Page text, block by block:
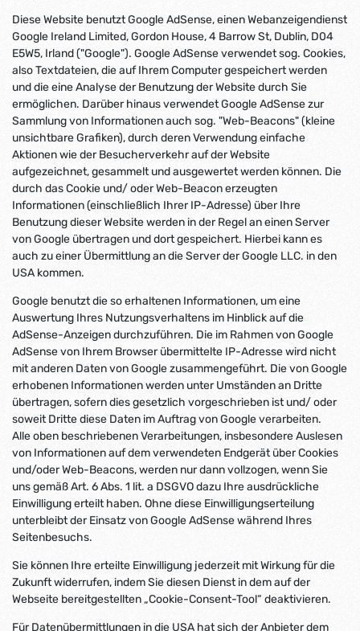
Diese Website benutzt Google AdSense, einen Webanzeigendienst
Google Ireland Limited, Gordon House, 4 Barrow St, Dublin, D04
E5W5, Irland ("Google"). Google AdSense verwendet sog. Cookies,
also Textdateien, die auf Ihrem Computer gespeichert werden
und die eine Analyse der Benutzung der Website durch Sie
ermöglichen. Darüber hinaus verwendet Google AdSense zur
Sammlung von Informationen auch sog. "Web-Beacons" (kleine
unsichtbare Grafiken), durch deren Verwendung einfache
Aktionen wie der Besucherverkehr auf der Website
aufgezeichnet, gesammelt und ausgewertet werden können. Die
durch das Cookie und/ oder Web-Beacon erzeugten
Informationen (einschließlich Ihrer IP-Adresse) über Ihre
Benutzung dieser Website werden in der Regel an einen Server
von Google übertragen und dort gespeichert. Hierbei kann es
auch zu einer Übermittlung an die Server der Google LLC. in den
USA kommen.
Google benutzt die so erhaltenen Informationen, um eine
Auswertung Ihres Nutzungsverhaltens im Hinblick auf die
AdSense-Anzeigen durchzuführen. Die im Rahmen von Google
AdSense von Ihrem Browser übermittelte IP-Adresse wird nicht
mit anderen Daten von Google zusammengeführt. Die von Google
erhobenen Informationen werden unter Umständen an Dritte
übertragen, sofern dies gesetzlich vorgeschrieben ist und/ oder
soweit Dritte diese Daten im Auftrag von Google verarbeiten.
Alle oben beschriebenen Verarbeitungen, insbesondere Auslesen
von Informationen auf dem verwendeten Endgerät über Cookies
und/oder Web-Beacons, werden nur dann vollzogen, wenn Sie
uns gemäß Art. 6 Abs. 1 lit. a DSGVO dazu Ihre ausdrückliche
Einwilligung erteilt haben. Ohne diese Einwilligungserteilung
unterbleibt der Einsatz von Google AdSense während Ihres
Seitenbesuchs.
Sie können Ihre erteilte Einwilligung jederzeit mit Wirkung für die
Zukunft widerrufen, indem Sie diesen Dienst in dem auf der
Webseite bereitgestellten „Cookie-Consent-Tool“ deaktivieren.
Für Datenübermittlungen in die USA hat sich der Anbieter dem